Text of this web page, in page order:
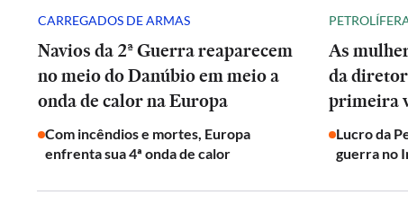
CARREGADOS DE ARMAS
Navios da 2ª Guerra reaparecem
no meio do Danúbio em meio a
onda de calor na Europa
Com incêndios e mortes, Europa
enfrenta sua 4ª onda de calor
As
da
primeira
Lucro da
guerra no